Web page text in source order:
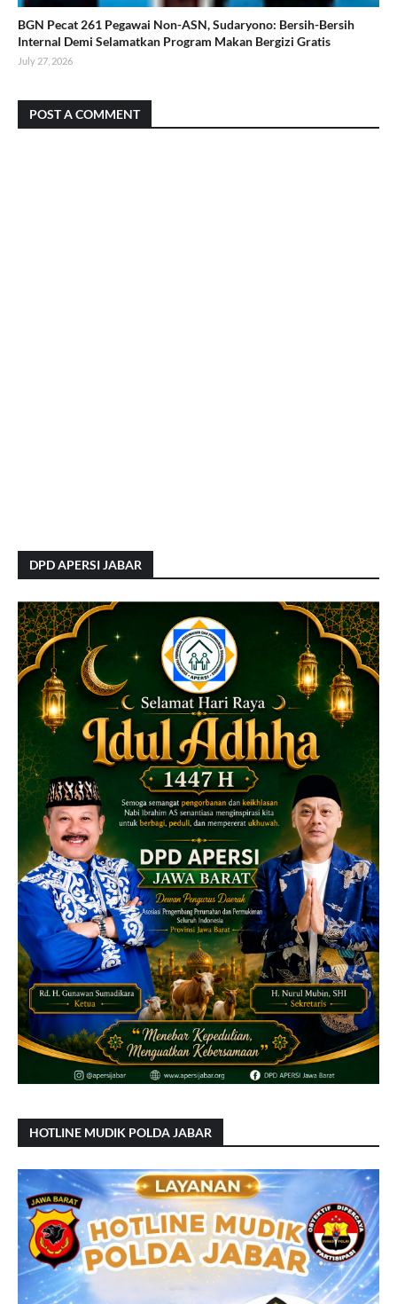
BGN Pecat 261 Pegawai Non-ASN, Sudaryono: Bersih-Bersih
Internal Demi Selamatkan Program Makan Bergizi Gratis
July 27, 2026
POST A COMMENT
DPD APERSI JABAR
HOTLINE MUDIK POLDA JABAR